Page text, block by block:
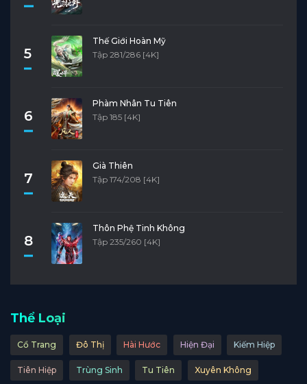
5
Thế Giới Hoàn Mỹ
Tập 281/286 [4K]
6
Phàm Nhân Tu Tiên
Tập 185 [4K]
7
Già Thiên
Tập 174/208 [4K]
8
Thôn Phệ Tinh Không
Tập 235/260 [4K]
Thể Loại
Cổ Trang Đô Thị Hài Hước Hiện Đại Kiếm Hiệp
Tiên Hiệp Trùng Sinh Tu Tiên Xuyên Không